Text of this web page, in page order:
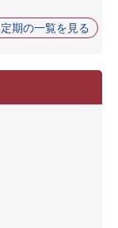
定期の一覧を見る